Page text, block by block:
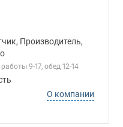
Производитель,
9-17, обед 12-14
О компании